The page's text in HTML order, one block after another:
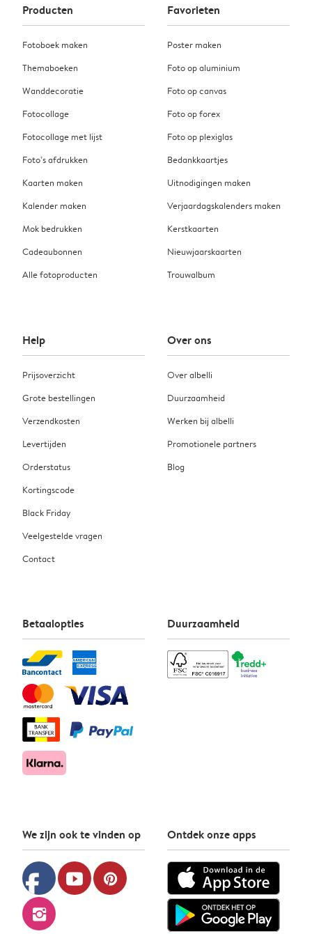
Producten
Fotoboek maken
Themaboeken
Wanddecoratie
Fotocollage
Fotocollage met lijst
Foto’s afdrukken
Kaarten maken
Kalender maken
Mok bedrukken
Cadeaubonnen
Alle fotoproducten
Favorieten
Poster maken
Foto op aluminium
Foto op canvas
Foto op forex
Foto op plexiglas
Bedankkaartjes
Uitnodigingen maken
Verjaardagskalenders maken
Kerstkaarten
Nieuwjaarskaarten
Trouwalbum
Help
Prijsoverzicht
Grote bestellingen
Verzendkosten
Levertijden
Orderstatus
Kortingscode
Black Friday
Veelgestelde vragen
Contact
Over ons
Over albelli
Duurzaamheid
Werken bij albelli
Promotionele partners
Blog
Betaalopties Duurzaamheid
We zijn ook te vinden op
facebook youtube pinterest
instagram
Ontdek onze apps